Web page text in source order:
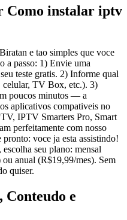
Como instalar iptv
e tao simples que voce
a passo: 1) Envie uma
teste gratis. 2) Informe qual
celular, TV Box, etc.). 3)
poucos minutos — a
aplicativos compativeis no
IPTV Smarters Pro, Smart
perfeitamente com nosso
voce ja esta assistindo!
seu plano: mensal
anual (R$19,99/mes). Sem
quiser.
Conteudo e